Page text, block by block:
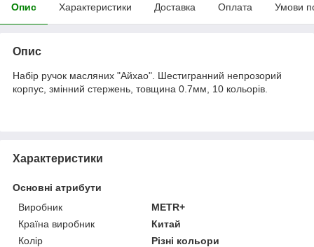
Опис Характеристики Доставка Оплата Умови
Опис
Набір ручок масляних "Айхао". Шестигранний непрозорий
корпус, змінний стержень, товщина 0.7мм, 10 кольорів.
Характеристики
Основні атрибути
Виробник
METR+
Країна виробник
Китай
Колір
Різні кольори